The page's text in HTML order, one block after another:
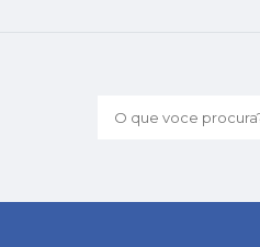
O que voce procura?